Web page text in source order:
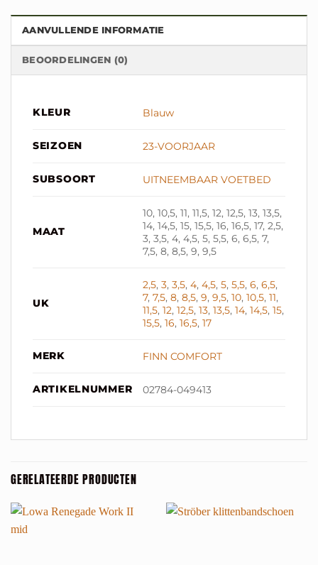
AANVULLENDE INFORMATIE
BEOORDELINGEN (0)
KLEUR Blauw
SEIZOEN 23-VOORJAAR
SUBSOORT UITNEEMBAAR VOETBED
MAAT
10, 10,5, 11, 11,5, 12, 12,5, 13, 13,5,
14, 14,5, 15, 15,5, 16, 16,5, 17, 2,5,
3, 3,5, 4, 4,5, 5, 5,5, 6, 6,5, 7,
7,5, 8, 8,5, 9, 9,5
UK
2,5,3,3,5,4,4,5,5,5,5,6,6,5,
7,7,5,8,8,5,9,9,5,10,10,5,11,
11,5,12,12,5,13,13,5,14,14,5,15,
15,5,16,16,5,17
MERK FINN COMFORT
ARTIKELNUMMER 02784-049413
GERELATEERDE PRODUCTEN